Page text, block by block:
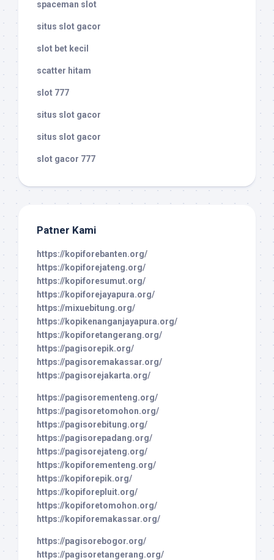
spaceman slot
situs slot gacor
slot bet kecil
scatter hitam
slot 777
situs slot gacor
situs slot gacor
slot gacor 777
Patner Kami
https://kopiforebanten.org/
https://kopiforejateng.org/
https://kopiforesumut.org/
https://kopiforejayapura.org/
https://mixuebitung.org/
https://kopikenanganjayapura.org/
https://kopiforetangerang.org/
https://pagisorepik.org/
https://pagisoremakassar.org/
https://pagisorejakarta.org/
https://pagisorementeng.org/
https://pagisoretomohon.org/
https://pagisorebitung.org/
https://pagisorepadang.org/
https://pagisorejateng.org/
https://kopiforementeng.org/
https://kopiforepik.org/
https://kopiforepluit.org/
https://kopiforetomohon.org/
https://kopiforemakassar.org/
https://pagisorebogor.org/
https://pagisoretangerang.org/